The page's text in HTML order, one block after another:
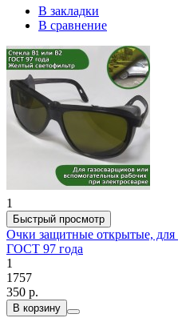
В закладки
В сравнение
1
Быстрый просмотр
Очки защитные открытые,
ГОСТ 97 года
1
1757
350 р.
В корзину